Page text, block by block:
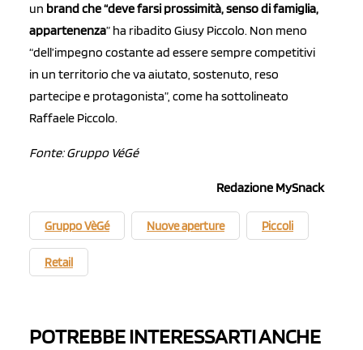
un brand che “deve farsi prossimità, senso di famiglia,
appartenenza” ha ribadito Giusy Piccolo. Non meno
“dell’impegno costante ad essere sempre competitivi
in un territorio che va aiutato, sostenuto, reso
partecipe e protagonista”, come ha sottolineato
Raffaele Piccolo.
Fonte: Gruppo VéGé
Redazione MySnack
Gruppo VèGé Nuove aperture Piccoli
Retail
POTREBBE INTERESSARTI ANCHE